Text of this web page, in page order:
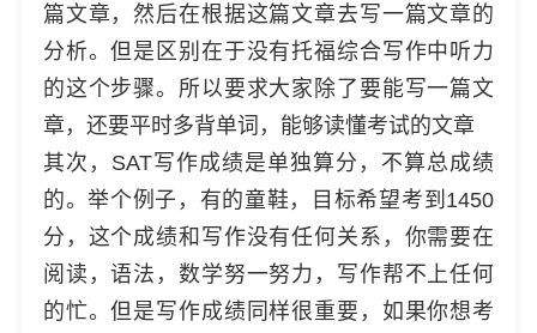
篇文章，然后在根据这篇文章去写一篇文章的
分析。但是区别在于没有托福综合写作中听力
的这个步骤。所以要求大家除了要能写一篇文
章，还要平时多背单词，能够读懂考试的文章
其次，SAT写作成绩是单独算分，不算总成绩
的。举个例子，有的童鞋，目标希望考到1450
分，这个成绩和写作没有任何关系，你需要在
阅读，语法，数学努一努力，写作帮不上任何
的忙。但是写作成绩同样很重要，如果你想考